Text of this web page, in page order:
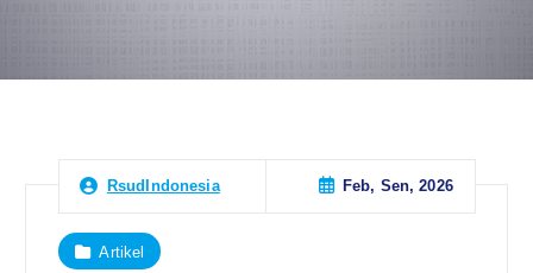
RsudIndonesia Feb, Sen, 2026
Artikel